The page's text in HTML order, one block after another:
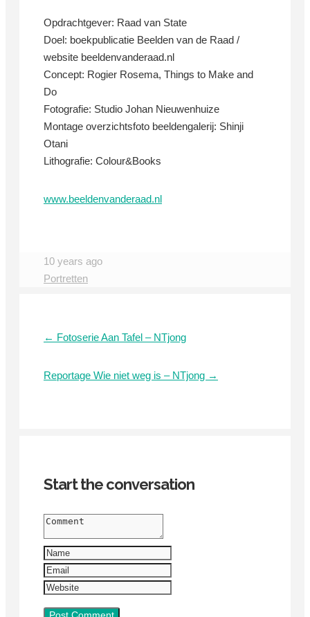
Opdrachtgever: Raad van State
Doel: boekpublicatie Beelden van de Raad /
website beeldenvanderaad.nl
Concept: Rogier Rosema, Things to Make and
Do
Fotografie: Studio Johan Nieuwenhuize
Montage overzichtsfoto beeldengalerij: Shinji
Otani
Lithografie: Colour&Books
www.beeldenvanderaad.nl
10 years ago
Portretten
← Fotoserie Aan Tafel – NTjong
Reportage Wie niet weg is – NTjong →
Start the conversation